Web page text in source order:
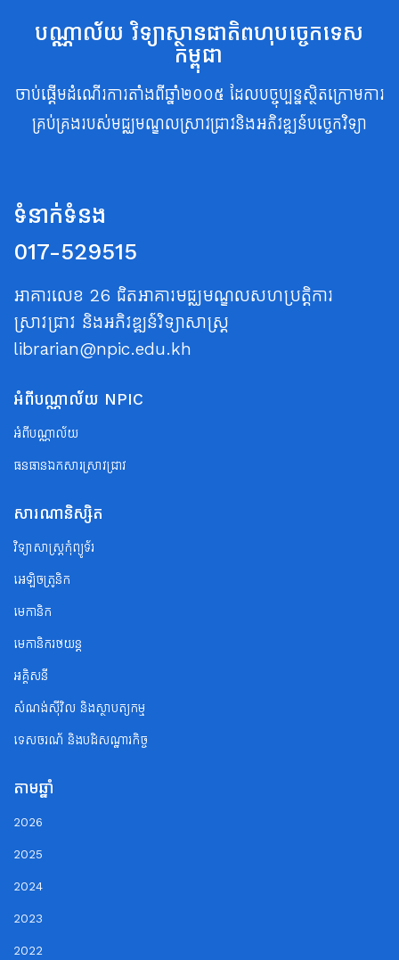
បណ្ណាល័យ វិទ្យាស្ថានជាតិពហុបច្ចេកទេស
កម្ពុជា
ចាប់ផ្តើមដំណើរការតាំងពីឆ្នាំ២០០៥ ដែលបច្ចុប្បន្នស្ថិតក្រោមការ
គ្រប់គ្រងរបស់មជ្ឈមណ្ឌលស្រាវជ្រាវនិងអភិវឌ្ឍន៍បច្ចេកវិទ្យា
ទំនាក់ទំនង
017-529515
អាគារលេខ 26 ជិតអាគារមជ្ឈមណ្ឌលសហប្រត្តិការ
ស្រាវជ្រាវ និងអភិវឌ្ឍន៍វិទ្យាសាស្ត្រ
librarian@npic.edu.kh
អំពីបណ្ណាល័យ NPIC
អំពីបណ្ណាល័យ
ធនធានឯកសារស្រាវជ្រាវ
សារណានិស្សិត
វិទ្យាសាស្ត្រកុំព្យូទ័រ
អេឡិចត្រូនិក
មេកានិក
មេកានិករថយន្ត
អគ្គិសនី
សំណង់ស៊ីវិល និងស្ថាបត្យកម្ម
ទេសចរណ័ និងបដិសណ្ឋារកិច្ច
តាមឆ្នាំ
2026
2025
2024
2023
2022